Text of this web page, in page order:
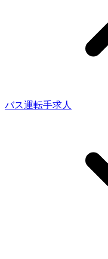
バス運転手求人